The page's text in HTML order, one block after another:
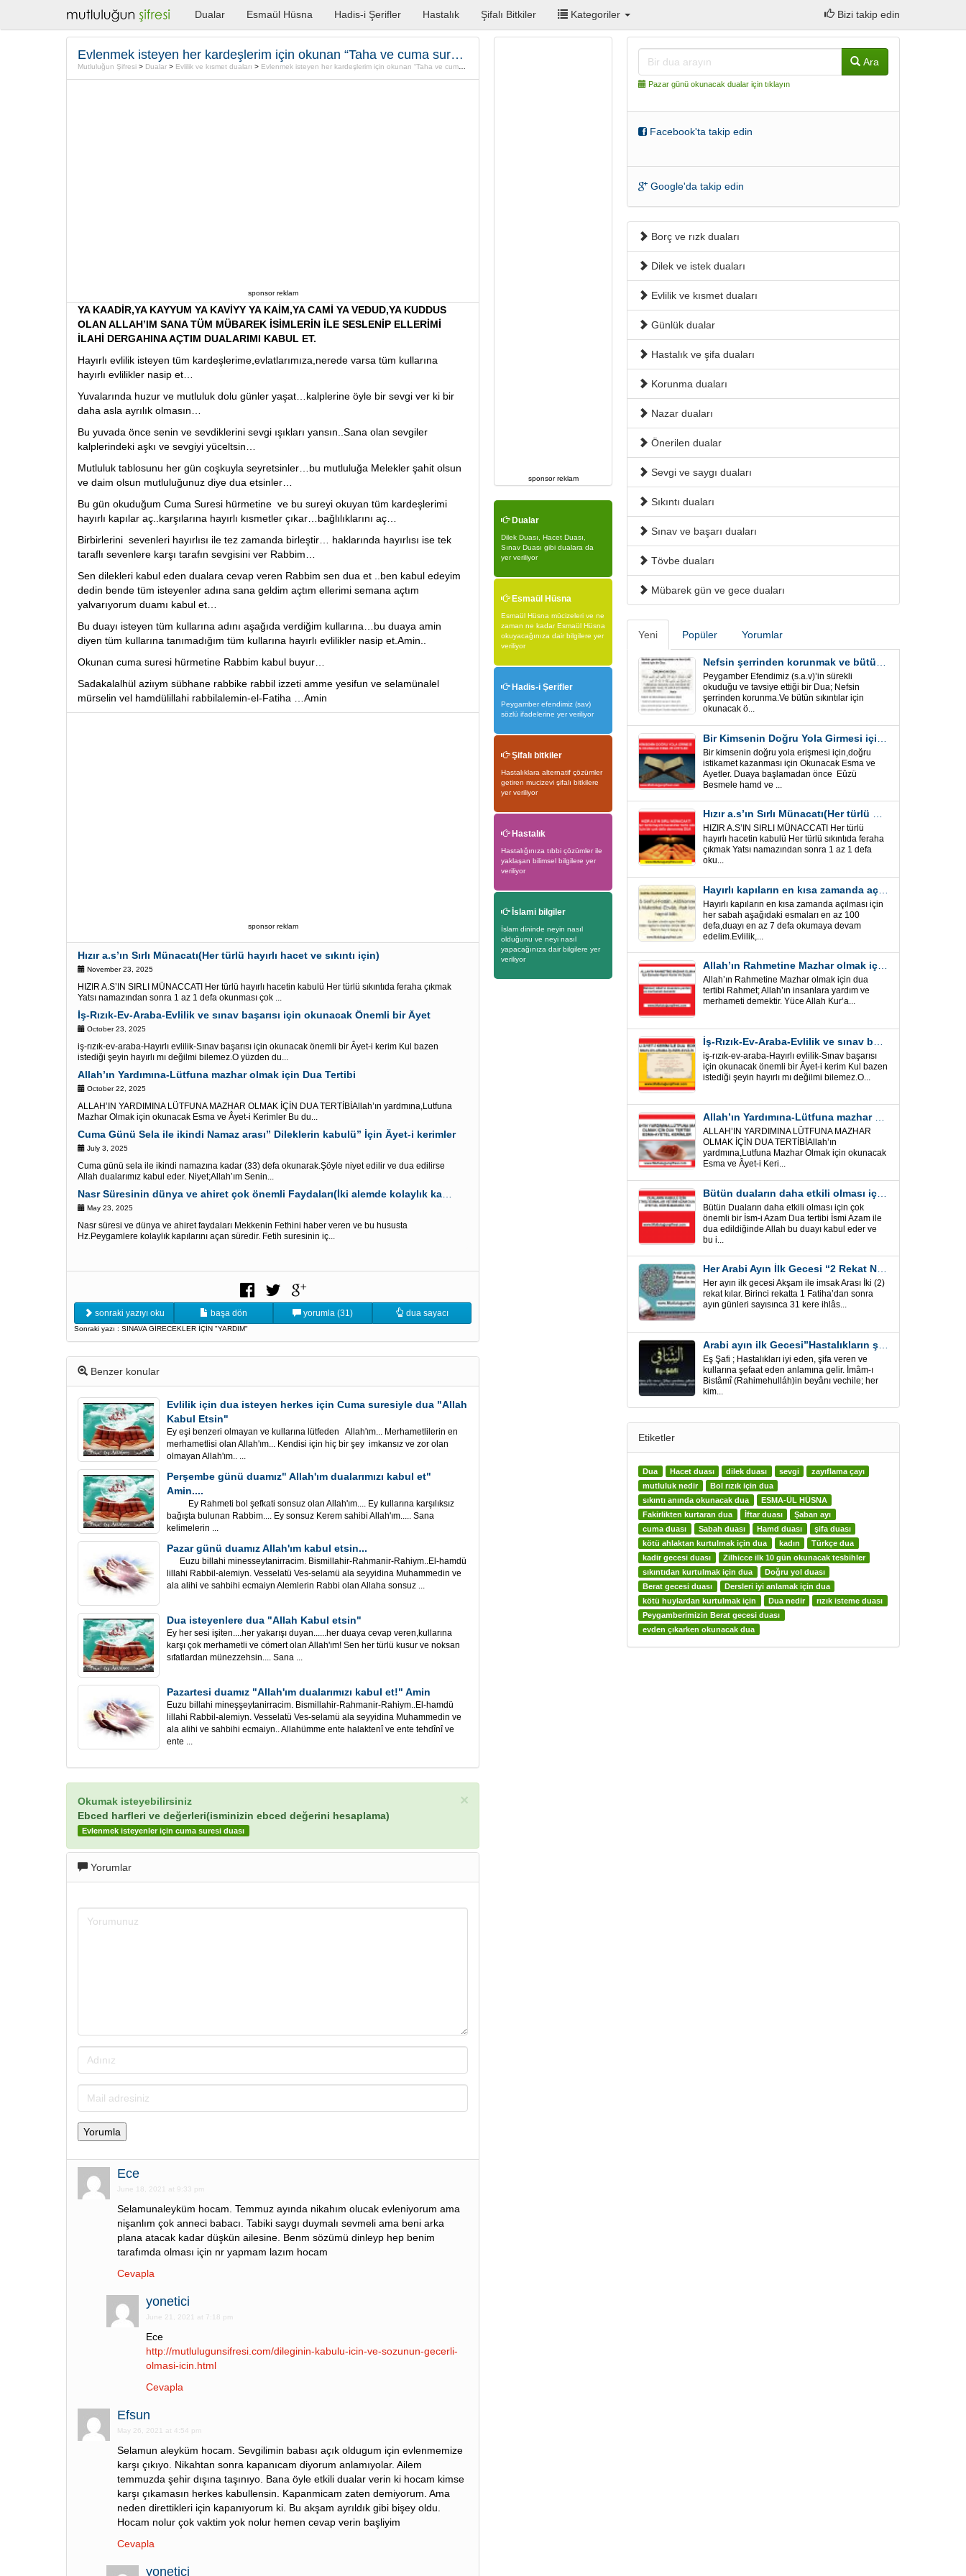
Dualar Esmaül Hüsna Hadis-i Şerifler Hastalık Şifalı Bitkiler Kategoriler Bizi takip edin
Evlenmek isteyen her kardeşlerim için okunan “Taha ve cuma suresi” Duası
Mutluluğun Şifresi > Dualar > Evlilik ve kısmet duaları > Evlenmek isteyen her kardeşlerim için okunan “Taha ve cuma suresi” Duası
sponsor reklam
YA KAADİR,YA KAYYUM YA KAVİYY YA KAİM,YA CAMİ YA VEDUD,YA KUDDUS
OLAN ALLAH’IM SANA TÜM MÜBAREK İSİMLERİN İLE SESLENİP ELLERİMİ
İLAHİ DERGAHINA AÇTIM DUALARIMI KABUL ET.
Hayırlı evlilik isteyen tüm kardeşlerime,evlatlarımıza,nerede varsa tüm kullarına
hayırlı evlilikler nasip et…
Yuvalarında huzur ve mutluluk dolu günler yaşat…kalplerine öyle bir sevgi ver ki bir
daha asla ayrılık olmasın…
Bu yuvada önce senin ve sevdiklerini sevgi ışıkları yansın..Sana olan sevgiler
kalplerindeki aşkı ve sevgiyi yüceltsin…
Mutluluk tablosunu her gün coşkuyla seyretsinler…bu mutluluğa Melekler şahit olsun
ve daim olsun mutluluğunuz diye dua etsinler…
Bu gün okuduğum Cuma Suresi hürmetine ve bu sureyi okuyan tüm kardeşlerimi
hayırlı kapılar aç..karşılarına hayırlı kısmetler çıkar…bağlılıklarını aç…
Birbirlerini sevenleri hayırlısı ile tez zamanda birleştir… haklarında hayırlısı ise tek
taraflı sevenlere karşı tarafın sevgisini ver Rabbim…
Sen dilekleri kabul eden dualara cevap veren Rabbim sen dua et ..ben kabul edeyim
dedin bende tüm isteyenler adına sana geldim açtım ellerimi semana açtım
yalvarıyorum duamı kabul et…
Bu duayı isteyen tüm kullarına adını aşağıda verdiğim kullarına…bu duaya amin
diyen tüm kullarına tanımadığım tüm kullarına hayırlı evlilikler nasip et.Amin..
Okunan cuma suresi hürmetine Rabbim kabul buyur…
Sadakalalhül aziıym sübhane rabbike rabbil izzeti amme yesifun ve selamünalel
mürselin vel hamdülillahi rabbilalemin-el-Fatiha …Amin
sponsor reklam
Hızır a.s’ın Sırlı Münacatı(Her türlü hayırlı hacet ve sıkıntı için)
November 23, 2025
HIZIR A.S’IN SIRLI MÜNACCATI Her türlü hayırlı hacetin kabulü Her türlü sıkıntıda feraha çıkmak
Yatsı namazından sonra 1 az 1 defa okunması çok ...
İş-Rızık-Ev-Araba-Evlilik ve sınav başarısı için okunacak Önemli bir Âyet
October 23, 2025
iş-rızık-ev-araba-Hayırlı evlilik-Sınav başarısı için okunacak önemli bir Âyet-i kerim Kul bazen
istediği şeyin hayırlı mı değilmi bilemez.O yüzden du...
Allah’ın Yardımına-Lütfuna mazhar olmak için Dua Tertibi
October 22, 2025
ALLAH’IN YARDIMINA LÜTFUNA MAZHAR OLMAK İÇİN DUA TERTİBİAllah’ın yardmına,Lutfuna
Mazhar Olmak için okunacak Esma ve Âyet-i Kerimler Bu du...
Cuma Günü Sela ile ikindi Namaz arası” Dileklerin kabulü” İçin Âyet-i kerimler
July 3, 2025
Cuma günü sela ile ikindi namazına kadar (33) defa okunarak.Şöyle niyet edilir ve dua edilirse
Allah dualarımız kabul eder. Niyet;Allah’ım Senin...
May 23, 2025
Nasr süresi ve dünya ve ahiret faydaları Mekkenin Fethini haber veren ve bu hususta
Hz.Peygamlere kolaylık kapılarını açan süredir. Fetih suresinin iç...
sonraki yazıyı oku başa dön yorumla (31) dua sayacı
Sonraki yazı : SINAVA GİRECEKLER İÇİN "YARDIM"
Benzer konular
Evlilik için dua isteyen herkes için Cuma suresiyle dua "Allah
Kabul Etsin"
Ey eşi benzeri olmayan ve kullarına lütfeden Allah'ım... Merhametlilerin en
merhametlisi olan Allah'ım... Kendisi için hiç bir şey imkansız ve zor olan
olmayan Allah'ım.. ...
Perşembe günü duamız" Allah'ım dualarımızı kabul et"
Amin....
Ey Rahmeti bol şefkati sonsuz olan Allah'ım.... Ey kullarına karşılıksız
bağışta bulunan Rabbim.... Ey sonsuz Kerem sahibi Allah'ım..... Sana
kelimelerin ...
Pazar günü duamız Allah'ım kabul etsin...
Euzu billahi minesseytanirracim. Bismillahir-Rahmanir-Rahiym..El-hamdü
lillahi Rabbil-alemiyn. Vesselatü Ves-selamü ala seyyidina Muhammedin ve
ala alihi ve sahbihi ecmaiyn Alemlerin Rabbi olan Allaha sonsuz ...
Dua isteyenlere dua "Allah Kabul etsin"
Ey her sesi işiten....her yakarışı duyan......her duaya cevap veren,kullarına
karşı çok merhametli ve cömert olan Allah'ım! Sen her türlü kusur ve noksan
sıfatlardan münezzehsin.... Sana ...
Pazartesi duamız "Allah'ım dualarımızı kabul et!" Amin
Euzu billahi mineşşeytanirracim. Bismillahir-Rahmanir-Rahiym..El-hamdü
lillahi Rabbil-alemiyn. Vesselatü Ves-selamü ala seyyidina Muhammedin ve
ala alihi ve sahbihi ecmaiyn.. Allahümme ente halaktenî ve ente tehdînî ve
ente ...
×
Okumak isteyebilirsiniz
Ebced harfleri ve değerleri(isminizin ebced değerini hesaplama)
Evlenmek isteyenler için cuma suresi duası
Yorumlar
Ece
June 18, 2021 at 9:33 pm
Selamunaleyküm hocam. Temmuz ayında nikahım olucak evleniyorum ama
nişanlım çok anneci babacı. Tabiki saygı duymalı sevmeli ama beni arka
plana atacak kadar düşkün ailesine. Benm sözümü dinleyp hep benim
tarafımda olması için nr yapmam lazım hocam
Cevapla
yonetici
June 21, 2021 at 7:18 pm
Ece
http://mutlulugunsifresi.com/dileginin-kabulu-icin-ve-sozunun-gecerli-
olmasi-icin.html
Cevapla
Efsun
May 26, 2021 at 4:54 pm
Selamun aleyküm hocam. Sevgilimin babası açık oldugum için evlenmemize
karşı çıkıyo. Nikahtan sonra kapanıcam diyorum anlamıyolar. Ailem
temmuzda şehir dışına taşınıyo. Bana öyle etkili dualar verin ki hocam kimse
karşı çıkamasın herkes kabullensin. Kapanmicam zaten demiyorum. Ama
neden direttikleri için kapanıyorum ki. Bu akşam ayrıldık gibi bişey oldu.
Hocam nolur çok vaktim yok nolur hemen cevap verin başliyim
Cevapla
yonetici
sponsor reklam
Dualar
Dilek Duası, Hacet Duası,
Sınav Duası gibi dualara da
yer veriliyor
Esmaül Hüsna
Esmaül Hüsna mücizeleri ve ne
zaman ne kadar Esmaül Hüsna
okuyacağınıza dair bilgilere yer
veriliyor
Hadis-i Şerifler
Peygamber efendimiz (sav)
sözlü ifadelerine yer veriliyor
Şifalı bitkiler
Hastalıklara alternatif çözümler
getiren mucizevi şifalı bitkilere
yer veriliyor
Hastalık
Hastalığınıza tıbbi çözümler ile
yaklaşan bilimsel bilgilere yer
veriliyor
İslami bilgiler
İslam dininde neyin nasıl
olduğunu ve neyi nasıl
yapacağınıza dair bilgilere yer
veriliyor
Ara
Pazar günü okunacak dualar için tıklayın
Facebook'ta takip edin
Google'da takip edin
Borç ve rızk duaları
Dilek ve istek duaları
Evlilik ve kısmet duaları
Günlük dualar
Hastalık ve şifa duaları
Korunma duaları
Nazar duaları
Önerilen dualar
Sevgi ve saygı duaları
Sıkıntı duaları
Sınav ve başarı duaları
Tövbe duaları
Mübarek gün ve gece duaları
Yeni Popüler Yorumlar
Peygamber Efendimiz (s.a.v)’in sürekli
okuduğu ve tavsiye ettiği bir Dua; Nefsin
şerrinden korunma.Ve bütün sıkıntılar için
okunacak ö...
Bir kimsenin doğru yola erişmesi için,doğru
istikamet kazanması için Okunacak Esma ve
Ayetler. Duaya başlamadan önce Eûzü
Besmele hamd ve ...
HIZIR A.S’IN SIRLI MÜNACCATI Her türlü
hayırlı hacetin kabulü Her türlü sıkıntıda feraha
çıkmak Yatsı namazından sonra 1 az 1 defa
oku...
Hayırlı kapıların en kısa zamanda açılması için Esmalar ve Dua
Hayırlı kapıların en kısa zamanda açılması için
her sabah aşağıdaki esmaları en az 100
defa,duayı en az 7 defa okumaya devam
edelim.Evlilik,...
Allah’ın Rahmetine Mazhar olmak için ” Esmalar-Ayet ve Dualar”
Allah’ın Rahmetine Mazhar olmak için dua
tertibi Rahmet; Allah’ın insanlara yardım ve
merhameti demektir. Yüce Allah Kur’a...
iş-rızık-ev-araba-Hayırlı evlilik-Sınav başarısı
için okunacak önemli bir Âyet-i kerim Kul bazen
istediği şeyin hayırlı mı değilmi bilemez.O...
ALLAH’IN YARDIMINA LÜTFUNA MAZHAR
OLMAK İÇİN DUA TERTİBİAllah’ın
yardmına,Lutfuna Mazhar Olmak için okunacak
Esma ve Âyet-i Keri...
Bütün duaların daha etkili olması için önemli bir İsm-i Azam Dua Tertibi
Bütün Duaların daha etkili olması için çok
önemli bir İsm-i Azam Dua tertibi İsmi Azam ile
dua edildiğinde Allah bu duayı kabul eder ve
bu i...
Her Arabi Ayın İlk Gecesi “2 Rekat Namaz” O Ay tüm belalardan kurtuluş
Her ayın ilk gecesi Akşam ile imsak Arası İki (2)
rekat kılar. Birinci rekatta 1 Fatiha’dan sonra
ayın günleri sayısınca 31 kere ihlâs...
Arabi ayın ilk Gecesi”Hastalıkların şifa için” Eş-Şafi
Eş Şafi ; Hastalıkları iyi eden, şifa veren ve
kullarına şefaat eden anlamına gelir. İmâm-ı
Bistâmî (Rahimehulláh)in beyânı vechile; her
kim...
Etiketler
Dua Hacet duası dilek duası sevgi
zayıflama çayı
mutluluk nedir
Bol rızık için dua
sıkıntı anında okunacak dua
ESMA-ÜL HÜSNA
Fakirlikten kurtaran dua
İftar duası
Şaban ayı
cuma duası
Sabah duası Hamd duası
şifa duası
kötü ahlaktan kurtulmak için dua
kadın
Türkçe dua
kadir gecesi duası
Zilhicce ilk 10 gün okunacak tesbihler
sıkıntıdan kurtulmak için dua
Doğru yol duası
Berat gecesi duası
Dersleri iyi anlamak için dua
kötü huylardan kurtulmak için
Dua nedir
rızık isteme duası
Peygamberimizin Berat gecesi duası
evden çıkarken okunacak dua